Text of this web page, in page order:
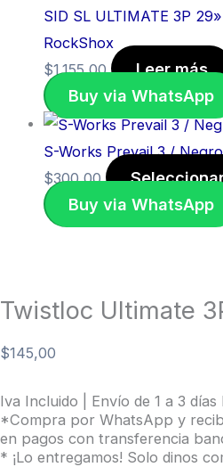
SID SL ULTIMATE 3P
RockShox
$1.155,00
Leer más
Buy via WhatsApp
S-Works Prevail 3 /
$300,00
Buy via WhatsApp
Twistloc Ultimate
$145,00
Iva Incluido | Envío de 1 a 3 días
*Compra por WhatsApp y
en pagos con transferencia
* ¡Lo entregamos! Solo dinos